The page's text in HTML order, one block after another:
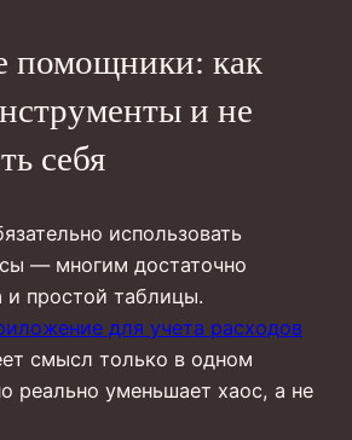
помощники: как
и не
себя
использовать
— многим достаточно
и простой таблицы.
для учета расходов
смысл только в одном
реально уменьшает хаос, а не